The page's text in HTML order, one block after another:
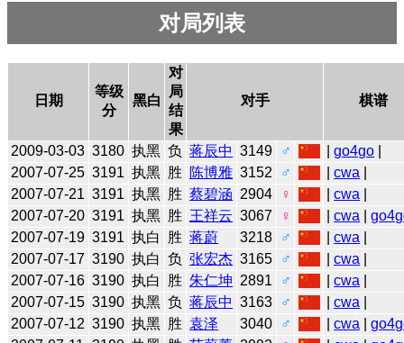
对局列表
日期
等级
分
黑白
对
局
结
果
对手 棋谱
2009-03-03 3180 执黑 负 蒋辰中 3149 ♂ |go4go
2007-07-25 3191 执黑 胜 陈博雅 3152 ♂ |cwa
2007-07-21 3191 执黑 胜 蔡碧涵 2904 ♀ |cwa
2007-07-20 3191 执黑 胜 王祥云 3067 ♀ |cwa |
2007-07-19 3191 执白 胜 蒋蔚 3218 ♂ |cwa
2007-07-17 3190 执白 负 张宏杰 3165 ♂ |cwa
2007-07-16 3190 执白 胜 朱仁坤 2891 ♂ |cwa
2007-07-15 3190 执黑 负 蒋辰中 3163 ♂ |cwa
2007-07-12 3190 执黑 胜 袁泽 3040 ♂ |cwa |